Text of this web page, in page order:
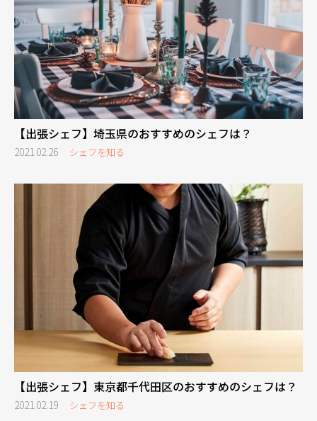
【出張シェフ】埼玉県のおすすめのシェフは？
2021.02.26 シェフを知る
【出張シェフ】東京都千代田区のおすすめのシェフは？
2021.02.19 シェフを知る